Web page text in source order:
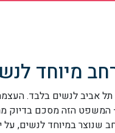
תל אביב לנשים בלבד.
שנוצר במיוחד לנשים, על